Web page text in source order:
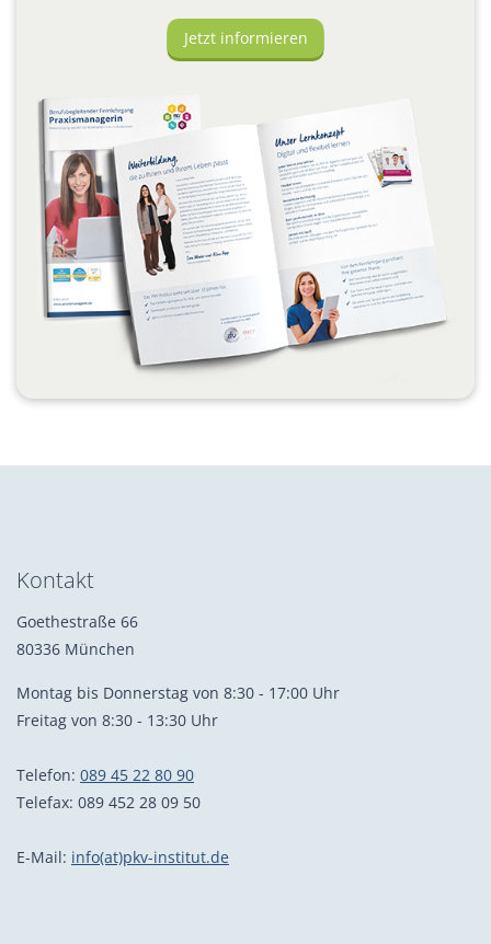
Jetzt informieren
Kontakt
Goethestraße 66
80336 München
Montag bis Donnerstag von 8:30 - 17:00 Uhr
Freitag von 8:30 - 13:30 Uhr
Telefon: 089 45 22 80 90
Telefax: 089 452 28 09 50
E-Mail: info(at)pkv-institut.de